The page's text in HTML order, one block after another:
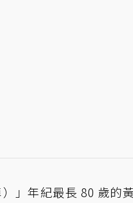
」年紀最長 80 歲的